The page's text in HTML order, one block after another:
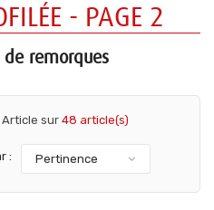
- PAGE 2
de remorques
Article sur 48 article(s)
: Pertinence